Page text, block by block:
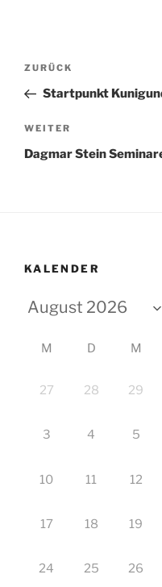
Beitragsnavigation
Vorheriger
Beitrag
ZURÜCK
Startpunkt
Nächster
Beitrag
WEITER
Dagmar Stein
KALENDER
M D M
27 28 29
3 4 5
10 11 12
17 18 19
24 25 26